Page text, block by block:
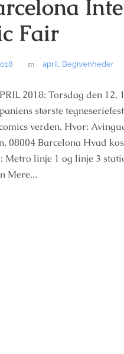
Fair
april, Begivenheder
2018: Torsdag den 12,
største
verden. Hvor:
08004 Barcelona Hvad
Metro linje 1 og linje 3
Mere...